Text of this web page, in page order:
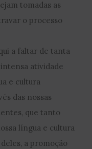
tomadas as
o processo
a faltar de tanta
atividade
e cultura
das nossas
que tanto
língua e cultura
a promoção